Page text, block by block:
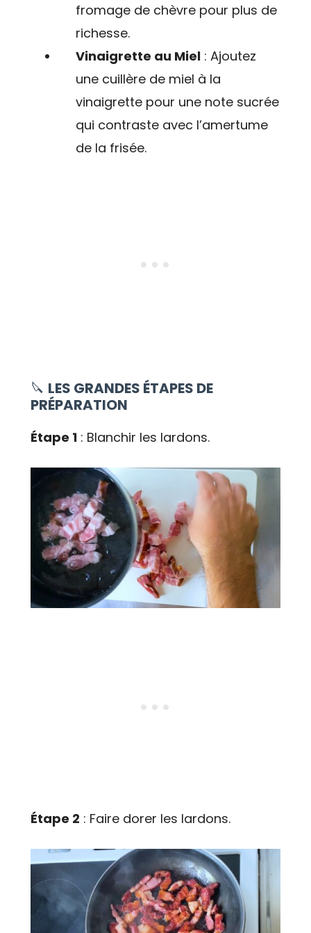
fromage de chèvre pour plus de
richesse.
Vinaigrette au Miel : Ajoutez
une cuillère de miel à la
vinaigrette pour une note sucrée
qui contraste avec l’amertume
de la frisée.
🔪 LES GRANDES ÉTAPES DE
PRÉPARATION
Étape 1 : Blanchir les lardons.
Étape 2 : Faire dorer les lardons.